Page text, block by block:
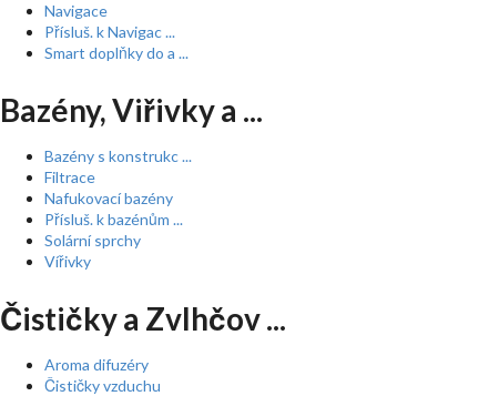
Navigace
Přísluš. k Navigac ...
Smart doplňky do a ...
Bazény, Viřivky a ...
Bazény s konstrukc ...
Filtrace
Nafukovací bazény
Přísluš. k bazénům ...
Solární sprchy
Vířivky
Čističky a Zvlhčov ...
Aroma difuzéry
Čističky vzduchu